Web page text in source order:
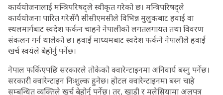
कार्ययोजनालाई मन्त्रिपरिषद्ले स्वीकृत गरेको छ। मन्त्रिपरिषद्ले
कार्ययोजना पारित गरेसँगै सीसीएमसीले विभिन्न मुलुकबाट हवाई वा
स्थलमार्गबाट स्वदेश फर्कन चाहने नेपालीको लगतलगायत तथा विवरण
संकलन गर्न थालेको छ। हवाई माध्यमबाट स्वदेश फर्कने नेपालीले हवाई
खर्च स्वयंले बेहोर्नु पर्नेछ।
नेपाल फर्किएपछि सरकारले तोकेको क्वारेन्टाइनमा अनिवार्य बस्नु पर्नेछ।
सरकारी क्वारेन्टाइन निःशुल्क हुनेछ। होटल क्वारेन्टाइनमा बस्न चाहे
सम्बन्धित व्यक्तिले खर्च बेहोर्नु पर्नेछ। तर, खाडी र मलेसियामा अलपत्र